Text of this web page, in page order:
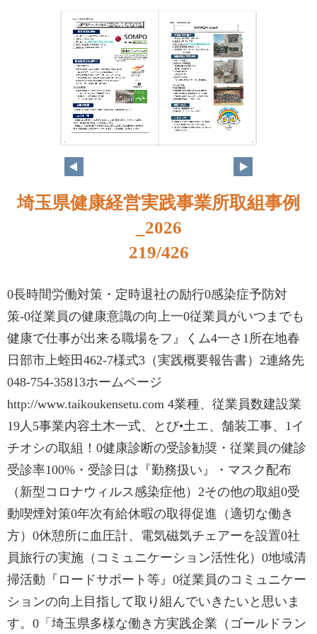
202 203
埼玉県健康経営実践事業所取組事例
_2026
219/426
0長時間労働対策・定時退社の励行0感染症予防対
策-0従業員の健康意識の向上一0従業員がいつまでも
健康で仕事が出来る職場をフ』くム4一さ1所在地春
日部市上蛭田462-7様式3（実践概要報告書）2連絡先
048-754-35813ホームページ
http://www.taikoukensetu.com 4業種、従業員数建設業
19人5事業内容土木一式、とび•土エ、舗装工事、1イ
チオシの取組！0健康診断の受診勧奨・従業員の健診
受診率100%・受診日は『勤務扱い』・マスク配布
（新型コロナウィルス感染症他）2その他の取組0受
動喫煙対策0年次有給休暇の取得促進（適切な働き
方）0休憩所に血圧計、電気磁気チェアーを設置0社
員旅行の実施（コミュニケーション活性化）0地域清
掃活動『ロードサポート等』0従業員のコミュニケー
ションの向上目指して取り組んでいきたいと思いま
す。0「埼玉県多様な働き方実践企業（ゴールドラン